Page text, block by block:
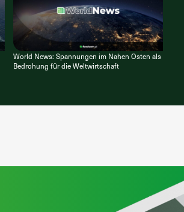
World News: Spannungen im Nahen Osten als
Bedrohung für die Weltwirtschaft